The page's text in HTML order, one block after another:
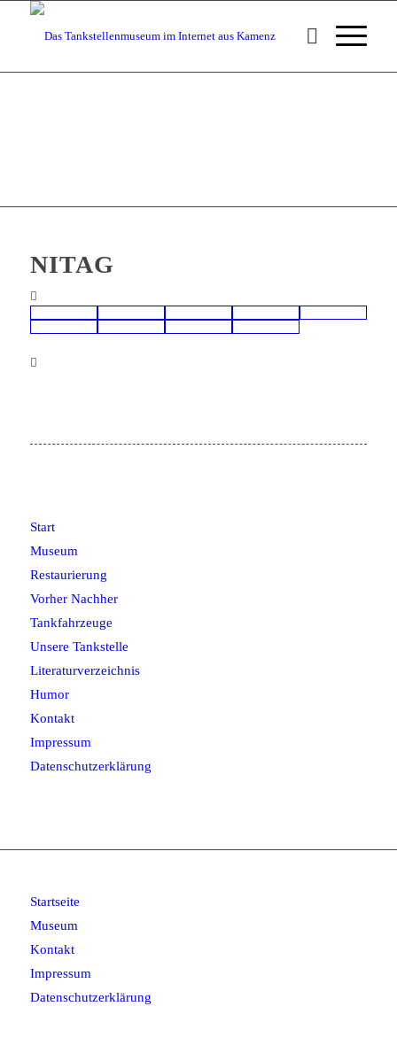
NITAG
Start
Museum
Restaurierung
Vorher Nachher
Tankfahrzeuge
Unsere Tankstelle
Literaturverzeichnis
Humor
Kontakt
Impressum
Datenschutzerklärung
Startseite
Museum
Kontakt
Impressum
Datenschutzerklärung